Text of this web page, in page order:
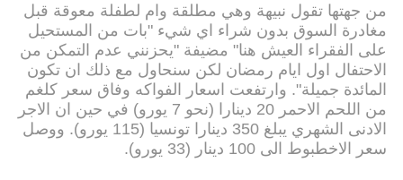
من جهتها تقول نبيهة وهي مطلقة وام لطفلة معوقة قبل
مغادرة السوق بدون شراء اي شيء "بات من المستحيل
على الفقراء العيش هنا" مضيفة "يحزنني عدم التمكن من
الاحتفال اول ايام رمضان لكن سنحاول مع ذلك ان تكون
المائدة جميلة". وارتفعت اسعار الفواكه وفاق سعر كلغم
من اللحم الاحمر 20 دينارا (نحو 7 يورو) في حين ان الاجر
الادنى الشهري يبلغ 350 دينارا تونسيا (115 يورو). ووصل
سعر الاخطبوط الى 100 دينار (33 يورو).